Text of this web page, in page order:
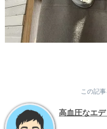
この記
高血圧なエ